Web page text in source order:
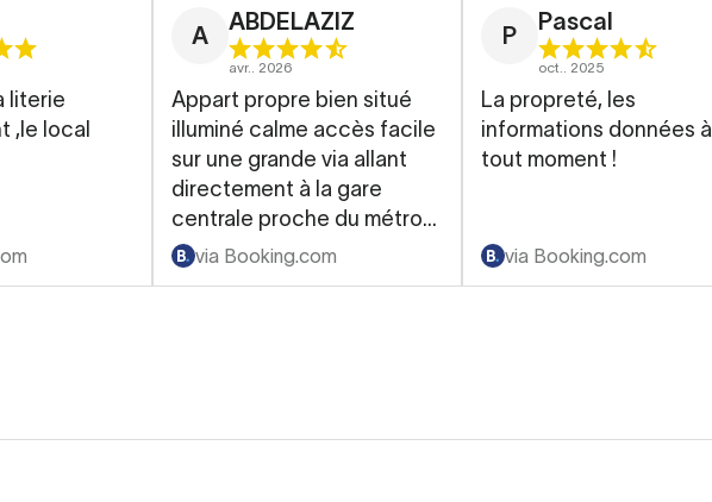
literie
,le local
A
ABDELAZIZ
avr.. 2026
Appart propre bien situé
illuminé calme accès facile
sur une grande via allant
directement à la gare
centrale proche du métro
très sécurisé Cuisine
via Booking.com
P
Pascal
oct.. 2025
La propreté, les
informations données à
tout moment !
via Booking.com